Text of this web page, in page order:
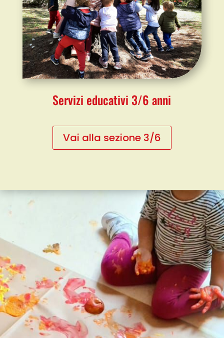
Servizi educativi 3/6 anni
Vai alla sezione 3/6